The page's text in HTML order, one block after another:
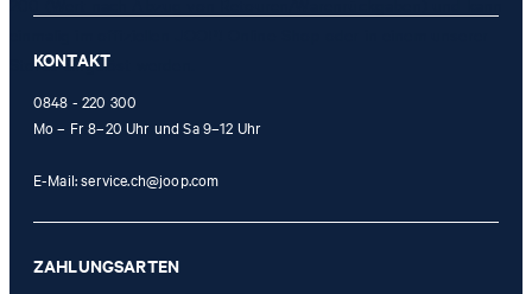
Stores eingelöst werden.
KONTAKT
0848 - 220 300
Mo – Fr 8–20 Uhr und Sa 9–12 Uhr
E-Mail:service.ch@joop.com
ZAHLUNGSARTEN